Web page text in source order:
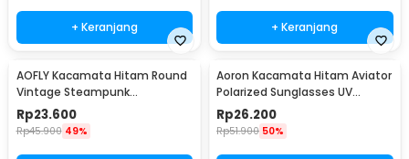
+ Keranjang + Keranjang
AOFLY Kacamata Hitam Round
Vintage Steampunk
Sunglasses
Rp23.600
Rp45.900 49%
Aoron Kacamata Hitam Aviator
Polarized Sunglasses UV
Protection - RB2132
Rp26.200
Rp51.900 50%